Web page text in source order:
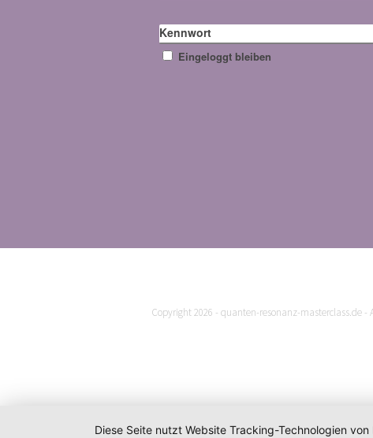
Kennwort
Eingeloggt bleiben
Copyright 2026 - quanten-resonanz-masterclass.de -
Diese Seite nutzt Website Tracking-Technologien